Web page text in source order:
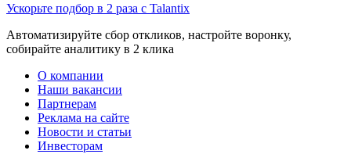
Ускорьте подбор в 2 раза с Talantix
Автоматизируйте сбор откликов, настройте воронку,
собирайте аналитику в 2 клика
О компании
Наши вакансии
Партнерам
Реклама на сайте
Новости и статьи
Инвесторам